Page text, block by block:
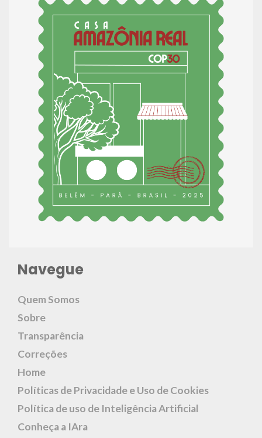
Navegue
Quem Somos
Sobre
Transparência
Correções
Home
Políticas de Privacidade e Uso de Cookies
Política de uso de Inteligência Artificial
Conheça a IAra